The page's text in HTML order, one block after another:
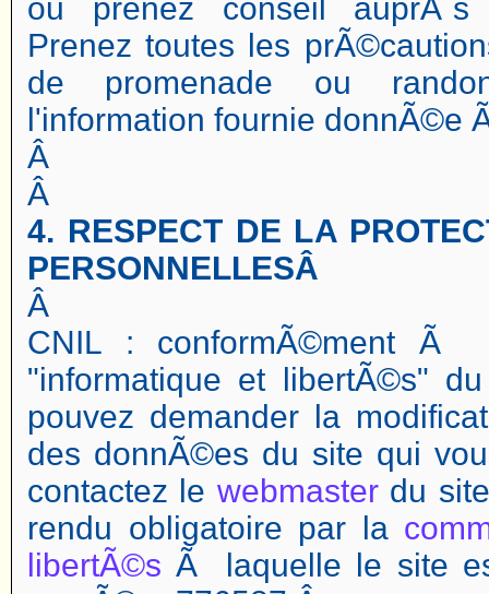
ou prenez conseil auprÃ¨s
Prenez toutes les
de promenade ou
l'information fournie donnÃ©e
Â
Â
4. RESPECT DE LA
PERSONNELLESÂ
Â
CNIL : conformÃ©ment
"informatique et libertÃ©s"
pouvez demander la
des donnÃ©es du site qui
contactez le webmasterdu
rendu obligatoire par la
libertÃ©s Ã laquelle le site